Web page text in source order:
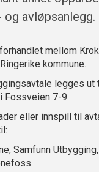
og avløpsanlegg.
mellom
kommune.
legges
Fossveien 7-9.
eller innspill til
Samfunn